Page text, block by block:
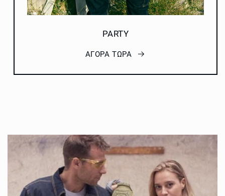
PARTY
ΑΓΟΡΑ ΤΩΡΑ